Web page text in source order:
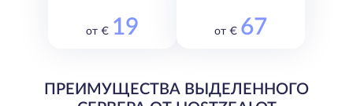
от € 19 от € 67
ПРЕИМУЩЕСТВА ВЫДЕЛЕННОГО